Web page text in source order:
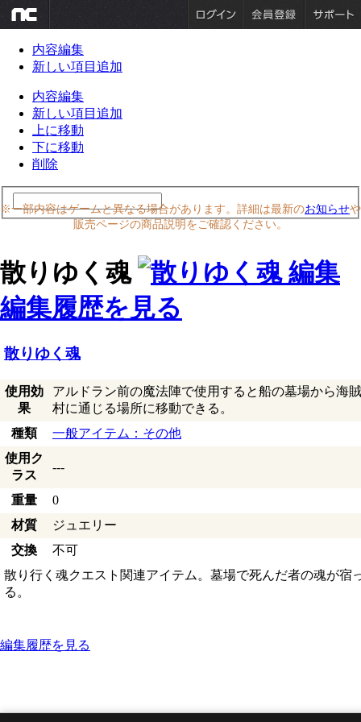
内容編集
新しい項目追加
内容編集
新しい項目追加
上に移動
下に移動
削除
※一部内容はゲームと異なる場合があります。詳細は最新のお知らせや
販売ページの商品説明をご確認ください。
散りゆく魂
編集履歴を見る
散りゆく魂
使用効
果
アルドラン前の魔法陣で使用すると船の墓場から海
村に通じる場所に移動できる。
種類
一般アイテム：その他
使用ク
ラス
---
重量
0
材質
ジュエリー
交換
不可
散り行く魂クエスト関連アイテム。墓場で死んだ者の魂が宿
る。
編集履歴を見る